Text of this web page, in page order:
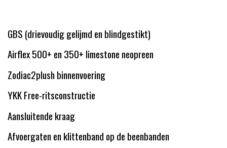
GBS (drievoudig gelijmd en blindgestikt)
Airflex 500+ en 350+ limestone neopreen
Zodiac2plush binnenvoering
YKK Free-ritsconstructie
Aansluitende kraag
Afvoergaten en klittenband op de beenbanden